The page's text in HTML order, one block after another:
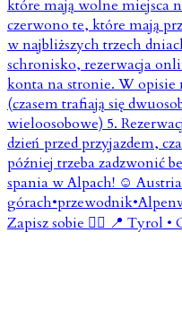
Zapisz sobie 👇🏼 📍 Tyrol